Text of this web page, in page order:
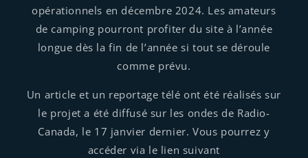
opérationnels en décembre 2024. Les amateurs
de camping pourront profiter du site à l’année
longue dès la fin de l’année si tout se déroule
comme prévu.
Un article et un reportage télé ont été réalisés sur
le projet a été diffusé sur les ondes de Radio-
Canada, le 17 janvier dernier. Vous pourrez y
accéder via le lien suivant